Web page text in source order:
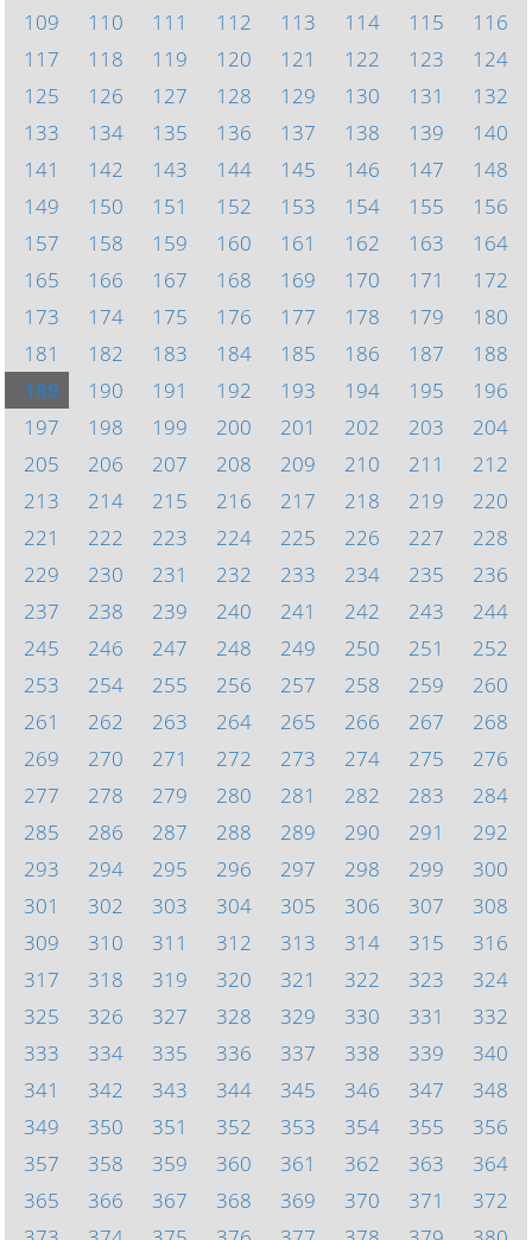
109
110 111 112 113 114 115
116
117
118 119 120 121 122 123
124
125
126 127 128 129 130 131
132
133
134 135 136 137 138 139
140
141
142 143 144 145 146 147
148
149
150 151 152 153 154 155
156
157
158 159 160 161 162 163
164
165
166 167 168 169 170 171
172
173
174 175 176 177 178 179
180
181
182 183 184 185 186 187
188
189
190 191 192 193 194 195
196
197
198 199 200 201 202 203
204
205
206 207 208 209 210 211
212
213
214 215 216 217 218 219
220
221
222 223 224 225 226 227
228
229
230 231 232 233 234 235
236
237
238 239 240 241 242 243
244
245
246 247 248 249 250 251
252
253
254 255 256 257 258 259
260
261
262 263 264 265 266 267
268
269
270 271 272 273 274 275
276
277
278 279 280 281 282 283
284
285
286 287 288 289 290 291
292
293
294 295 296 297 298 299
300
301
302 303 304 305 306 307
308
309
310 311 312 313 314 315
316
317
318 319 320 321 322 323
324
325
326 327 328 329 330 331
332
333
334 335 336 337 338 339
340
341
342 343 344 345 346 347
348
349
350 351 352 353 354 355
356
357
358 359 360 361 362 363
364
365
366 367 368 369 370 371
372